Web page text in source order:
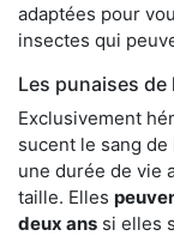
adaptées pour
insectes qui
Les punaises
Exclusivement
sucent le sang
une durée de vie
taille. Elles
deux ans si elles